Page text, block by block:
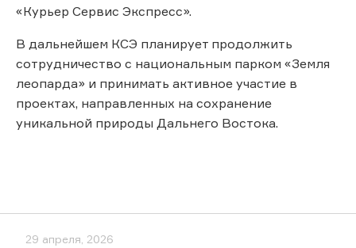
«Курьер Сервис Экспресс».
В дальнейшем КСЭ планирует продолжить
сотрудничество с национальным парком «Земля
леопарда» и принимать активное участие в
проектах, направленных на сохранение
уникальной природы Дальнего Востока.
29 апреля, 2026